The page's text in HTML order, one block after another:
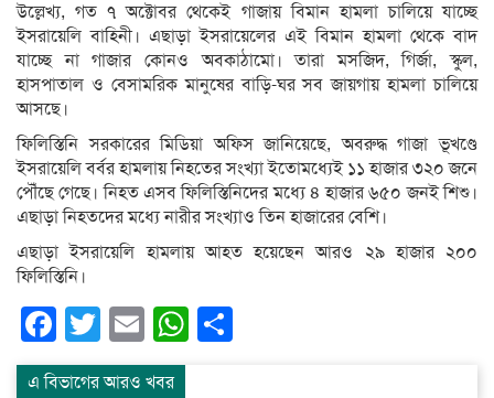
উল্লেখ্য, গত ৭ অক্টোবর থেকেই গাজায় বিমান হামলা চালিয়ে যাচ্ছে
ইসরায়েলি বাহিনী। এছাড়া ইসরায়েলের এই বিমান হামলা থেকে বাদ
যাচ্ছে না গাজার কোনও অবকাঠামো। তারা মসজিদ, গির্জা, স্কুল,
হাসপাতাল ও বেসামরিক মানুষের বাড়ি-ঘর সব জায়গায় হামলা চালিয়ে
আসছে।
ফিলিস্তিনি সরকারের মিডিয়া অফিস জানিয়েছে, অবরুদ্ধ গাজা ভূখণ্ডে
ইসরায়েলি বর্বর হামলায় নিহতের সংখ্যা ইতোমধ্যেই ১১ হাজার ৩২০ জনে
পৌঁছে গেছে। নিহত এসব ফিলিস্তিনিদের মধ্যে ৪ হাজার ৬৫০ জনই শিশু।
এছাড়া নিহতদের মধ্যে নারীর সংখ্যাও তিন হাজারের বেশি।
এছাড়া ইসরায়েলি হামলায় আহত হয়েছেন আরও ২৯ হাজার ২০০
ফিলিস্তিনি।
Facebook
Twitter
EmailWhatsApp
এ বিভাগের আরও খবর